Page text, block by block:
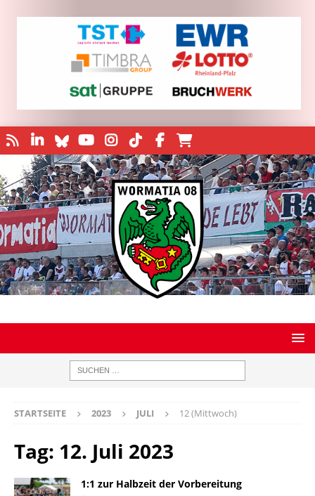
STARTSEITE 2023 JULI 12 (Mittwoch)
Tag: 12. Juli 2023
1:1 zur Halbzeit der Vorbereitung